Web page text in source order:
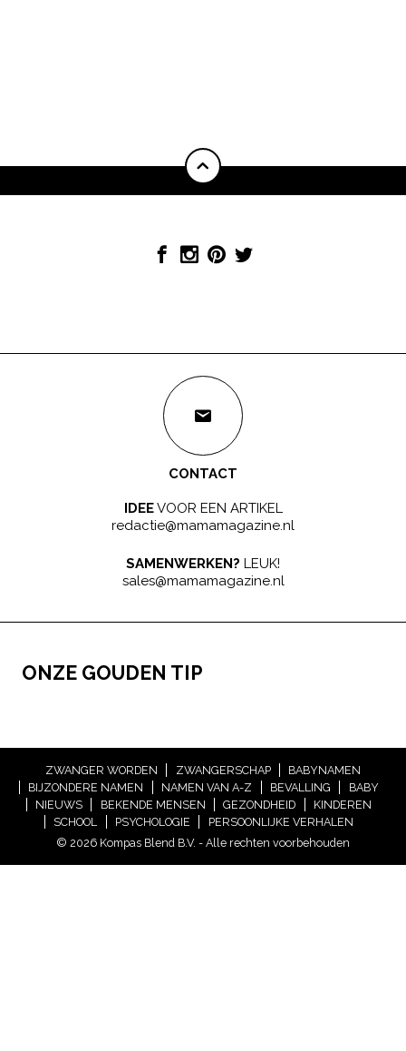
CONTACT
IDEEVOOR EEN ARTIKEL
redactie@mamamagazine.nl
SAMENWERKEN? LEUK!
sales@mamamagazine.nl
ONZE GOUDEN TIP
ZWANGER WORDEN ZWANGERSCHAP
BABYNAMEN
BIJZONDERE NAMEN
NAMEN VAN A-Z BEVALLING
BABY
NIEUWS
BEKENDE MENSEN GEZONDHEID
KINDEREN
SCHOOL
PSYCHOLOGIE
PERSOONLIJKE VERHALEN
© 2026 Kompas Blend B.V. - Alle rechten voorbehouden